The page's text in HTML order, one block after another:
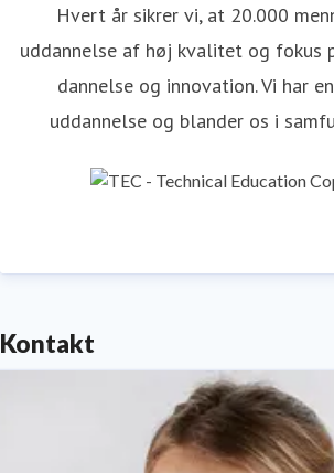
Hvert år sikrer vi, at 20.000
uddannelse af høj kvalitet og fokus
dannelse og innovation. Vi har
uddannelse og blander os i
Kontakt